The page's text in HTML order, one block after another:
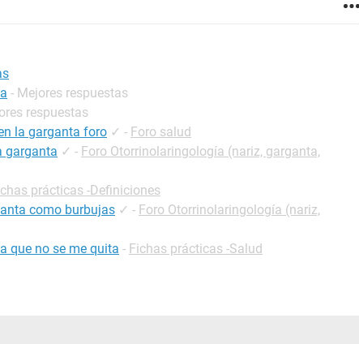
- Mejores respuestas
respuestas
la garganta foro ✓ - Foro salud
garganta ✓ - Foro Otorrinolaringología (nariz, garganta,
prácticas -Definiciones
como burbujas ✓ - Foro Otorrinolaringología (nariz,
que no se me quita - Fichas prácticas -Salud